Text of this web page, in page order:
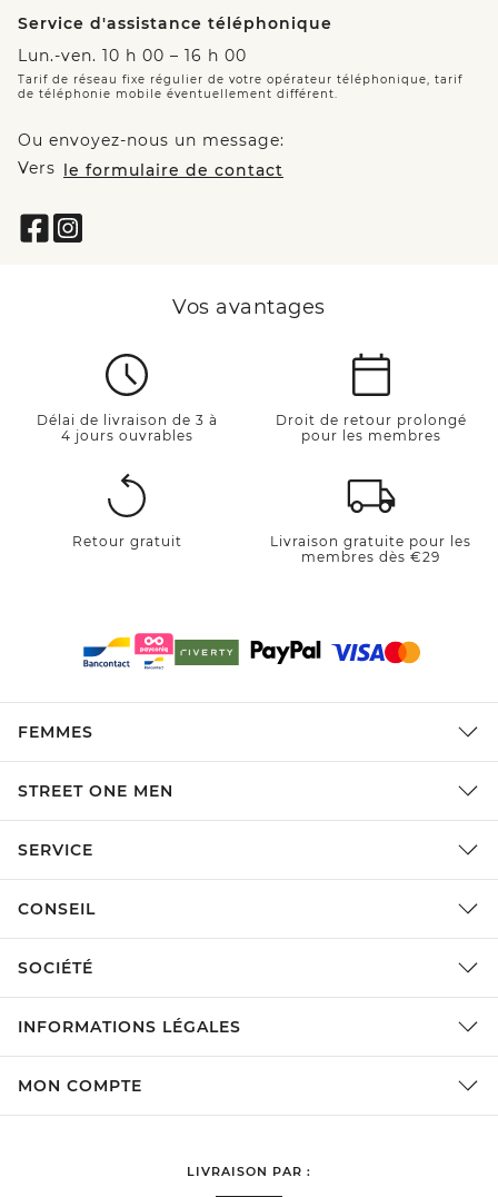
Service d'assistance téléphonique
Lun.-ven. 10 h 00 – 16 h 00
Tarif de réseau fixe régulier de votre opérateur téléphonique, tarif
de téléphonie mobile éventuellement différent.
Ou envoyez-nous un message:
Vers le formulaire de contact
Vos avantages
Délai de livraison de 3 à
4 jours ouvrables
Droit de retour prolongé
pour les membres
Retour gratuit
Livraison gratuite pour les
membres dès €29
FEMMES
STREET ONE MEN
SERVICE
CONSEIL
SOCIÉTÉ
INFORMATIONS LÉGALES
MON COMPTE
LIVRAISON PAR :